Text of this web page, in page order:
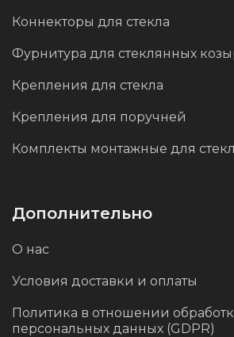
Коннекторы для стекла
Фурнитура для стеклянных
Крепления для стекла
Крепления для поручней
Комплекты монтажные для
Дополнительно
О нас
Условия доставки и оплаты
Политика в отношении
персональных данных (GDPR)